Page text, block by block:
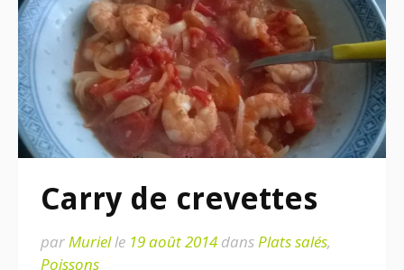
Carry de crevettes
parMurielle 19 août 2014 dansPlats salés,
Poissons